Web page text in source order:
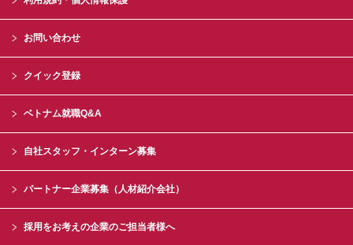
お問い合わせ
クイック登録
ベトナム就職Q&A
自社スタッフ・インターン募集
パートナー企業募集（人材紹介会社）
採用をお考えの企業のご担当者様へ